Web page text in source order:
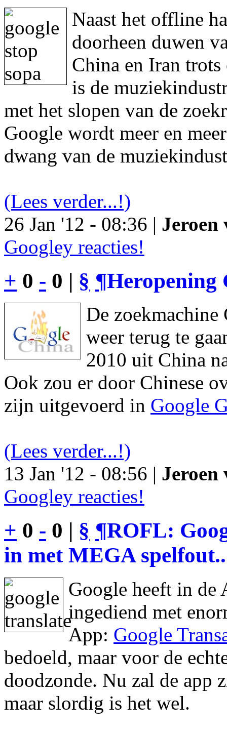
Naast het offline
doorheen duwen
China en Iran
is de
met het slopen van de
Google wordt meer en
dwang van de
(Lees verder...!)
26 Jan '12 - 08:36 | Jeroen
Googley reacties!
+ 0 - 0 | § ¶Heropening
De
weer terug te
2010 uit China
Ook zou er door Chinese
zijn uitgevoerd in Google
(Lees verder...!)
13 Jan '12 - 08:56 | Jeroen
Googley reacties!
+ 0 - 0 | § ¶ROFL:
in met MEGA
Google heeft in de
ingediend met
App: Google
bedoeld, maar voor de
doodzonde. Nu zal de app
maar slordig is het wel.